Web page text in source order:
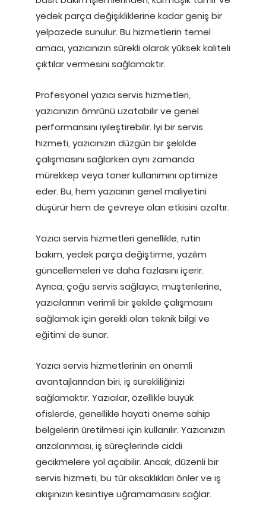
yedek parça değişikliklerine kadar geniş bir
yelpazede sunulur. Bu hizmetlerin temel
amacı, yazıcınızın sürekli olarak yüksek kaliteli
çıktılar vermesini sağlamaktır.
Profesyonel yazıcı servis hizmetleri,
yazıcınızın ömrünü uzatabilir ve genel
performansını iyileştirebilir. İyi bir servis
hizmeti, yazıcınızın düzgün bir şekilde
çalışmasını sağlarken aynı zamanda
mürekkep veya toner kullanımını optimize
eder. Bu, hem yazıcının genel maliyetini
düşürür hem de çevreye olan etkisini azaltır.
Yazıcı servis hizmetleri genellikle, rutin
bakım, yedek parça değiştirme, yazılım
güncellemeleri ve daha fazlasını içerir.
Ayrıca, çoğu servis sağlayıcı, müşterilerine,
yazıcılarının verimli bir şekilde çalışmasını
sağlamak için gerekli olan teknik bilgi ve
eğitimi de sunar.
Yazıcı servis hizmetlerinin en önemli
avantajlarından biri, iş sürekliliğinizi
sağlamaktır. Yazıcılar, özellikle büyük
ofislerde, genellikle hayati öneme sahip
belgelerin üretilmesi için kullanılır. Yazıcınızın
arızalanması, iş süreçlerinde ciddi
gecikmelere yol açabilir. Ancak, düzenli bir
servis hizmeti, bu tür aksaklıkları önler ve iş
akışınızın kesintiye uğramamasını sağlar.